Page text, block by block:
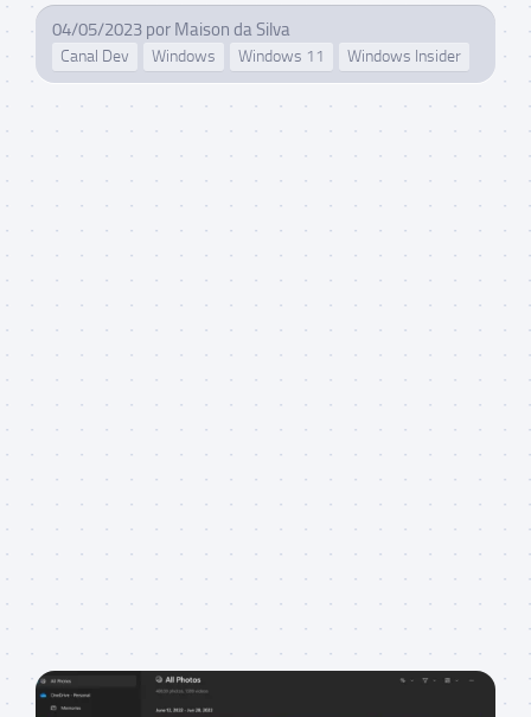
04/05/2023 por Maison da Silva
Canal Dev Windows Windows 11 Windows Insider